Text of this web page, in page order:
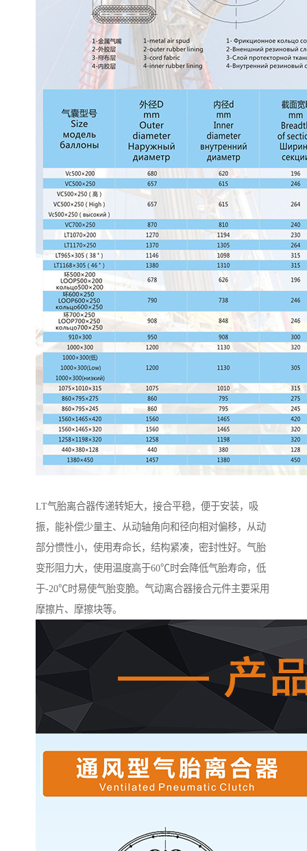
LT气胎离合器传递转矩大，接合平稳，便于安装，吸
振，能补偿少量主、从动轴角向和径向相对偏移，从动
部分惯性小，使用寿命长，结构紧凑，密封性好。气胎
变形阻力大，使用温度高于60℃时会降低气胎寿命，低
于-20℃时易使气胎变脆。气动离合器接合元件主要采用
摩擦片、摩擦块等。